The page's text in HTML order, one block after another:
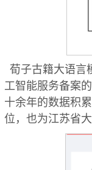
荀子古籍大语言
工智能服务备案
十余年的数据积
位，也为江苏省